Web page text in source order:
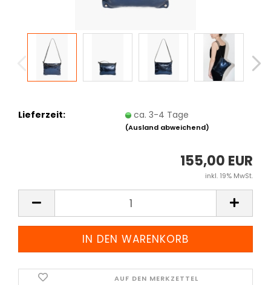
Lieferzeit: ca. 3-4 Tage
(Ausland abweichend)
155,00 EUR
inkl. 19% MwSt.
AUF DEN MERKZETTEL